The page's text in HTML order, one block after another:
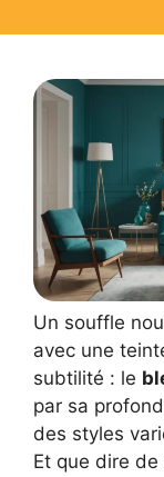
Un souffle
avec une
subtilité : le
par sa
des styles
Et que dire